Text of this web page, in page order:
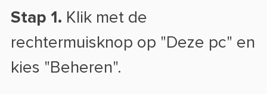
Stap 1. Klik met de
rechtermuisknop op "Deze pc" en
kies "Beheren".